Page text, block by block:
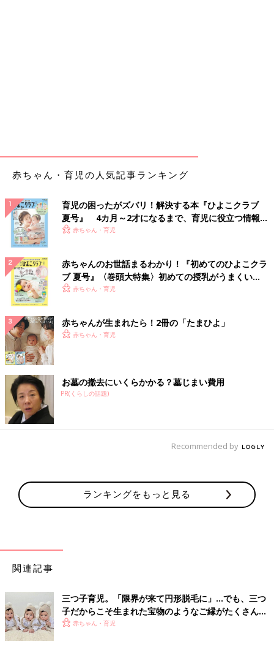
赤ちゃん・育児の人気記事ランキング
育児の困ったがズバリ！解決する本『ひよこクラブ
夏号』 4カ月～2才になるまで、育児に役立つ情報が
いっぱい！
赤ちゃん・育児
赤ちゃんのお世話まるわかり！『初めてのひよこクラ
ブ 夏号』〈巻頭大特集〉初めての授乳がうまくい
く！ おっぱい・ミルクの基本と夏のトラブル 解決テ
赤ちゃん・育児
赤ちゃんが生まれたら！2冊の「たまひよ」
赤ちゃん・育児
お墓の撤去にいくらかかる？墓じまい費用
PR(くらしの話題)
Recommended by
ランキングをもっと見る
関連記事
三つ子育児。「限界が来て円形脱毛に」…でも、三つ
子だからこそ生まれた宝物のようなご縁がたくさん！
【体験談】
赤ちゃん・育児